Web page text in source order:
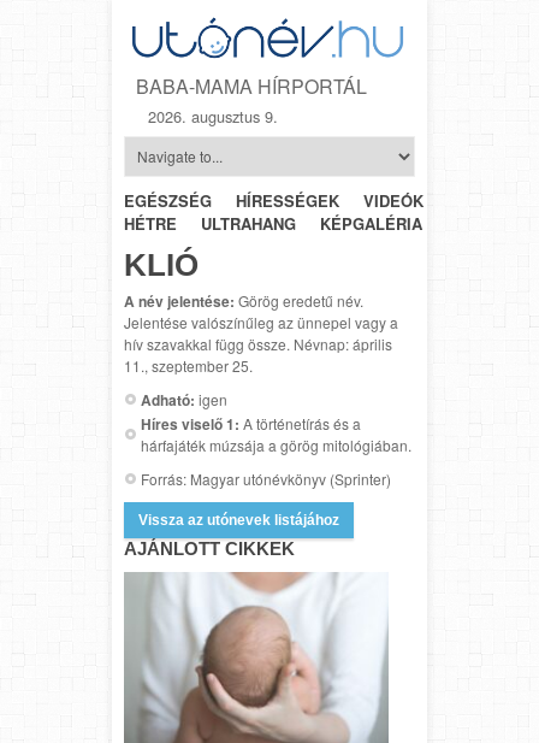
BABA-MAMA HÍRPORTÁL
2026. augusztus 9.
EGÉSZSÉG HÍRESSÉGEK VIDEÓK
HÉTRŐL-
HÉTRE
ULTRAHANG KÉPGALÉRIA
KLIÓ
A név jelentése: Görög eredetű név.
Jelentése valószínűleg az ünnepel vagy a
hív szavakkal függ össze. Névnap: április
11., szeptember 25.
Adható: igen
Híres viselő 1: A történetírás és a
hárfajáték múzsája a görög mitológiában.
Forrás: Magyar utónévkönyv (Sprinter)
Vissza az utónevek listájához
AJÁNLOTT CIKKEK